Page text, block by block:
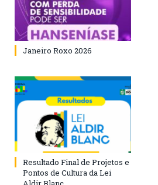
Janeiro Roxo 2026
Resultado Final de Projetos e
Pontos de Cultura da Lei